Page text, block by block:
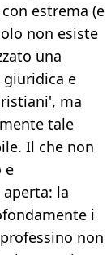
estrema (e
non esiste
una
giuridica e
ma
tale
Il che non
e
la
i
non